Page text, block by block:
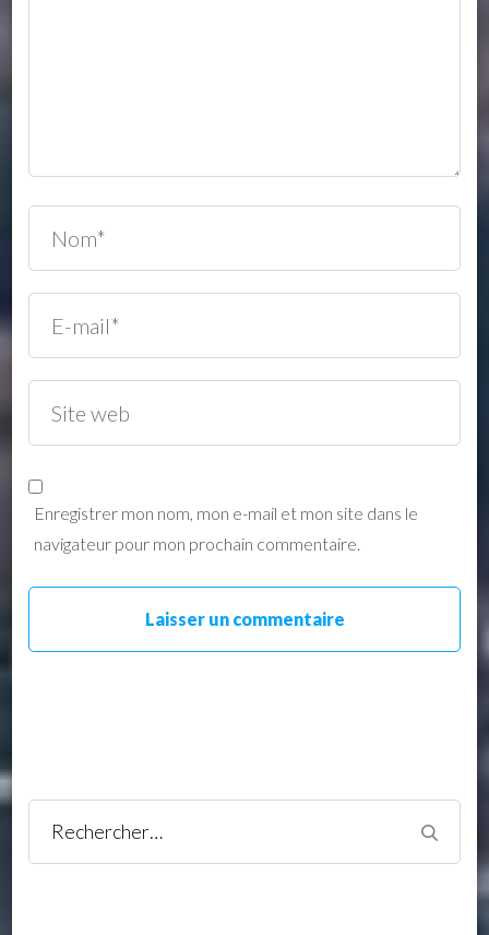
Enregistrer mon nom, mon e-mail et mon site dans le
navigateur pour mon prochain commentaire.
Rechercher :